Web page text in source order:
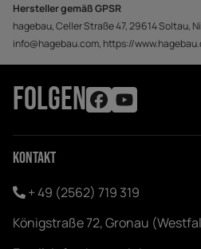
Hersteller gemäß GPSR
hagebau, Celler Straße 47, 29614 Soltau,
info@hagebau.com, https://
FOLGEN
Kontakt
+ 49 (2562) 719 319
Königstraße 72, Gronau